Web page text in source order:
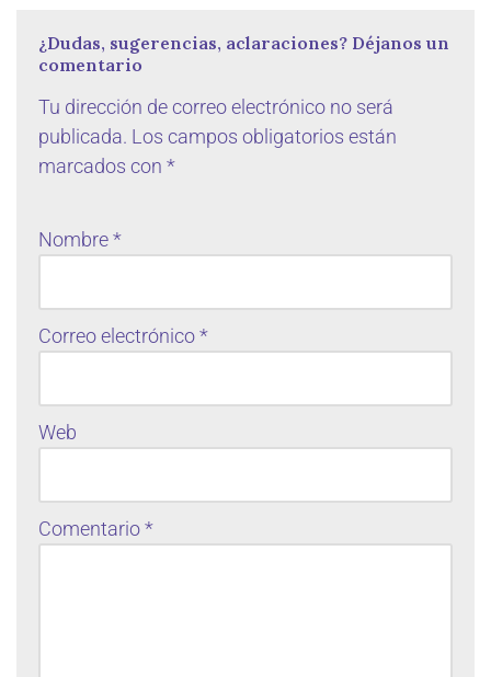
¿Dudas, sugerencias, aclaraciones? Déjanos un
comentario
Tu dirección de correo electrónico no será
publicada. Los campos obligatorios están
marcados con *
Nombre*
Correo electrónico*
Web
Comentario*